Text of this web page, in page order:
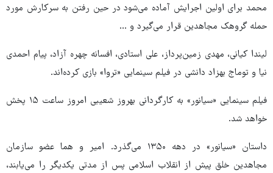
محمد برای اولین اجرایش آماده می‌شود در حین رفتن به سرکارش مورد
حمله گروهک مجاهدین قرار می‌گیرد و ...
لیندا کیانی، مهدی زمین‌پرداز، علی استادی، افسانه چهره آزاد، پیام احمدی
نیا و توماج بهزاد دانشی در فیلم سینمایی «تروا» بازی کرده‌اند.
فیلم سینمایی «سیانور» به کارگردانی بهروز شعیبی امروز ساعت ۱۵ پخش
خواهد شد.
داستان «سیانور» در دهه ۱۳۵۰ می‌گذرد. امیر و هما عضو سازمان
مجاهدین خلق پیش از انقلاب اسلامی پس از مدتی یکدیگر را می‌یابند،